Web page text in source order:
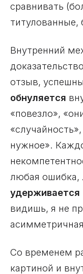
сравнивать
титулованные,
Внутренний
отзыв,
обнуляется
«повезло»,
нужное».
любая ошибка,
удерживается
видишь, я не
Со временем
картиной и